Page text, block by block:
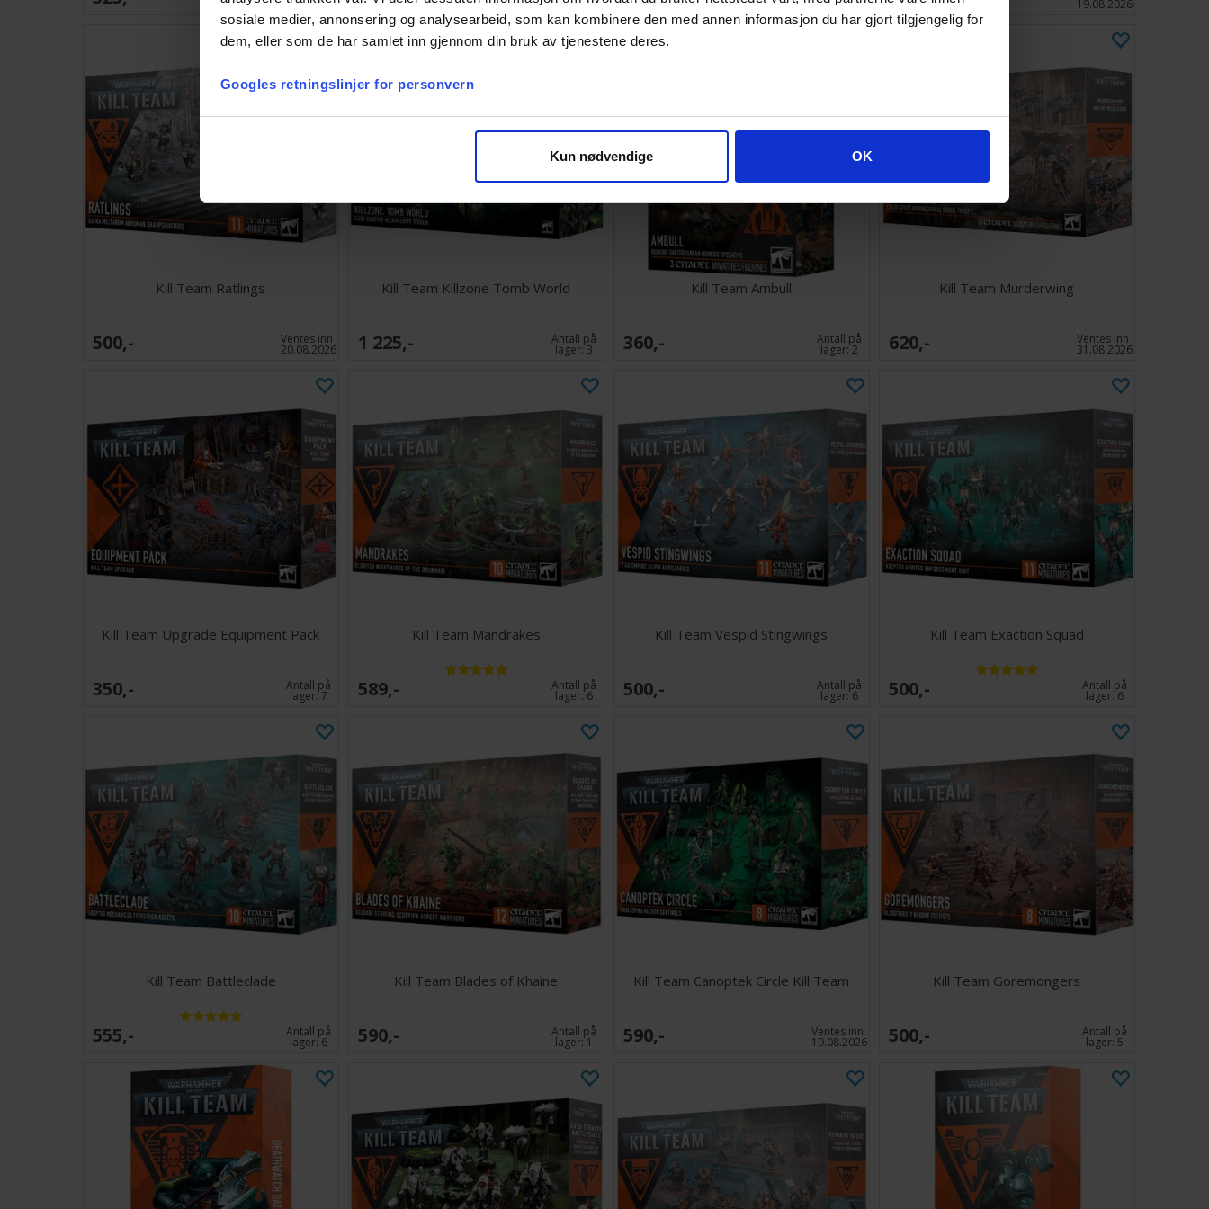
sosiale medier, annonsering og analysearbeid, som kan kombinere den med annen informasjon du har gjort tilgjengelig for
dem, eller som de har samlet inn gjennom din bruk av tjenestene deres.
Googles retningslinjer for personvern
Kun nødvendige OK
lager:3 lager: 2 lager:3 19.08.2026
Kill Team Ratlings
500,- Ventes inn
20.08.2026
Kill Team Killzone Tomb World
1 225,- Antall på
lager:3
Kill Team Ambull
360,- Antall på
lager:2
Kill Team Murderwing
620,- Ventes inn
31.08.2026
Kill Team Upgrade Equipment Pack
350,- Antall på
lager:7
Kill Team Mandrakes
589,- Antall på
lager:6
Kill Team Vespid Stingwings
500,- Antall på
lager:6
Kill Team Exaction Squad
500,- Antall på
lager:6
Kill Team Battleclade
555,- Antall på
lager:6
Kill Team Blades of Khaine
590,- Antall på
lager:1
Kill Team Canoptek Circle Kill Team
590,- Ventes inn
19.08.2026
Kill Team Goremongers
500,- Antall på
lager:5